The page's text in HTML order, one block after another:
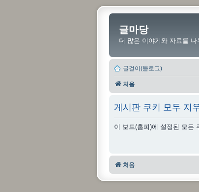
글마당
더 많은 이야기와 자료를
글걸이(블로그)
처음
게시판 쿠키 모두 지
이 보드(홈피)에 설정된 모든
처음